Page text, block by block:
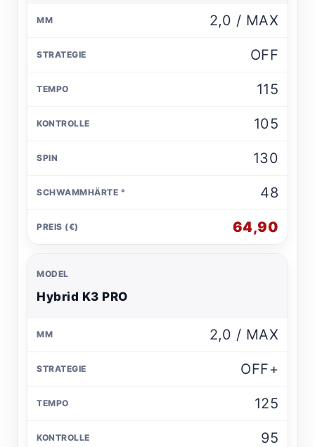
2,0 / MAX
OFF
115
105
130
48
64,90
Hybrid K3 PRO
2,0 / MAX
OFF+
125
95